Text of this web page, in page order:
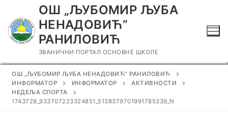
садржаја
ОШ „ЉУБОМИР ЉУБА
НЕНАДОВИЋ”
РАНИЛОВИЋ
ЗВАНИЧНИ ПОРТАЛ ОСНОВНЕ ШКОЛЕ
ОШ „ЉУБОМИР ЉУБА НЕНАДОВИЋ” РАНИЛОВИЋ
ИНФОРМАТОР
ИНФОРМАТОР
АКТИВНОСТИ
НЕДЕЉА СПОРТА
1743728_933707223324851_5138379701991785339_N